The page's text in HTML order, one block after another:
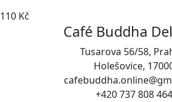
110 Kč
Café Buddha
Tusarova 56/58,
Holešovice,
+420 737 808 464